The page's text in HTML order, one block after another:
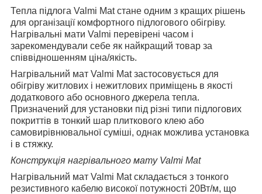
Тепла підлога Valmi Mat стане одним з кращих рішень
для організації комфортного підлогового обігріву.
Нагрівальні мати Valmi перевірені часом і
зарекомендували себе як найкращий товар за
співвідношенням ціна/якість.
Нагрівальний мат Valmi Mat застосовується для
обігріву житлових і нежитлових приміщень в якості
додаткового або основного джерела тепла.
Призначений для установки під різні типи підлогових
покриттів в тонкий шар плиткового клею або
самовирівнювальної суміші, однак можлива установка
і в стяжку.
Конструкція нагрівального мату Valmi Mat
Нагрівальний мат Valmi Mat складається з тонкого
резистивного кабелю високої потужності 20Вт/м, що